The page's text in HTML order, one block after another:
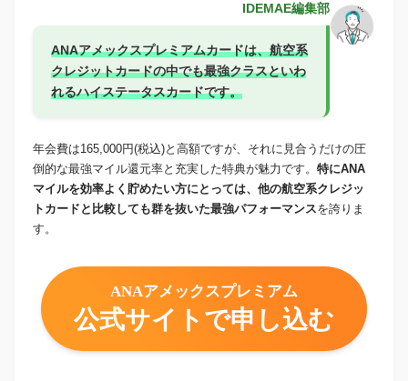
IDEMAE編集部
ANAアメックスプレミアムカードは、航空系
クレジットカードの中でも最強クラスといわ
れるハイステータスカードです。
年会費は165,000円(税込)と高額ですが、それに見合うだけの圧
倒的な最強マイル還元率と充実した特典が魅力です。 特にANA
マイルを効率よく貯めたい方にとっては、他の航空系クレジッ
トカードと比較しても群を抜いた最強パフォーマンスを誇りま
す。
ANAアメックスプレミアム
公式サイトで申し込む